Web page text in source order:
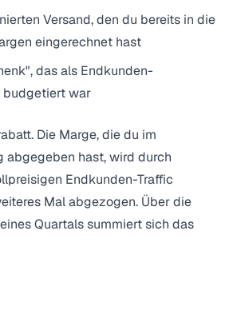
Versand, den du bereits in die
eingerechnet hast
das als Endkunden-
budgetiert war
Die Marge, die du im
abgegeben hast, wird durch
Endkunden-Traffic
Mal abgezogen. Über die
Quartals summiert sich das